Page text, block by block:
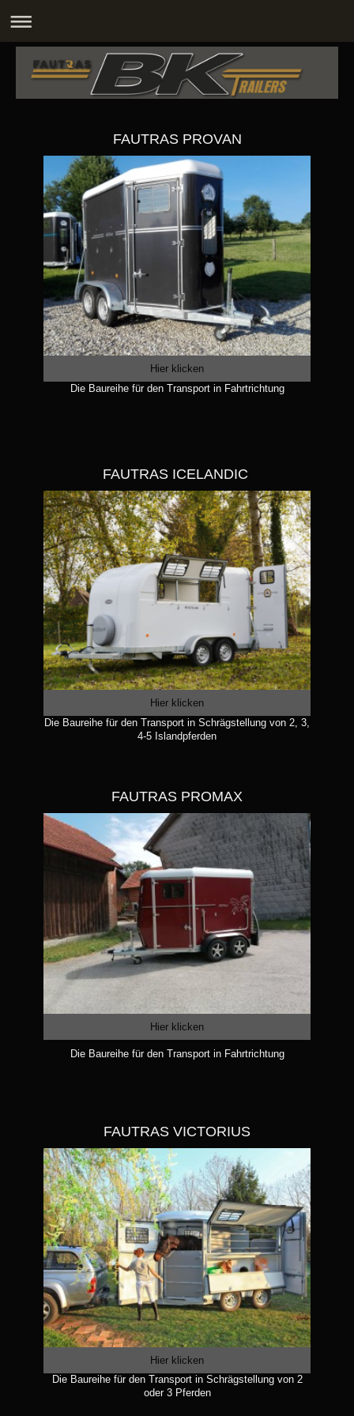
FAUTRAS PROVAN
Hier klicken
Die Baureihe für den Transport in Fahrtrichtung
FAUTRAS ICELANDIC
Hier klicken
Die Baureihe für den Transport in Schrägstellung von 2, 3,
4-5 Islandpferden
FAUTRAS PROMAX
Hier klicken
Die Baureihe für den Transport in Fahrtrichtung
FAUTRAS VICTORIUS
Hier klicken
Die Baureihe für den Transport in Schrägstellung von 2
oder 3 Pferden